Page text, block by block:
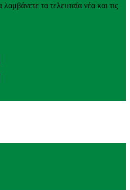
τα τελευταία νέα και τις